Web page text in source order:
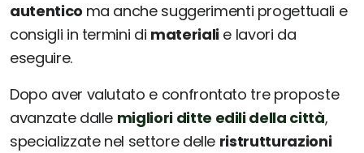
autentico ma anche suggerimenti progettuali e
consigli in termini di materialie lavori da
eseguire.
Dopo aver valutato e confrontato tre proposte
avanzate dalle migliori ditte edili della città,
specializzate nel settore delle ristrutturazioni